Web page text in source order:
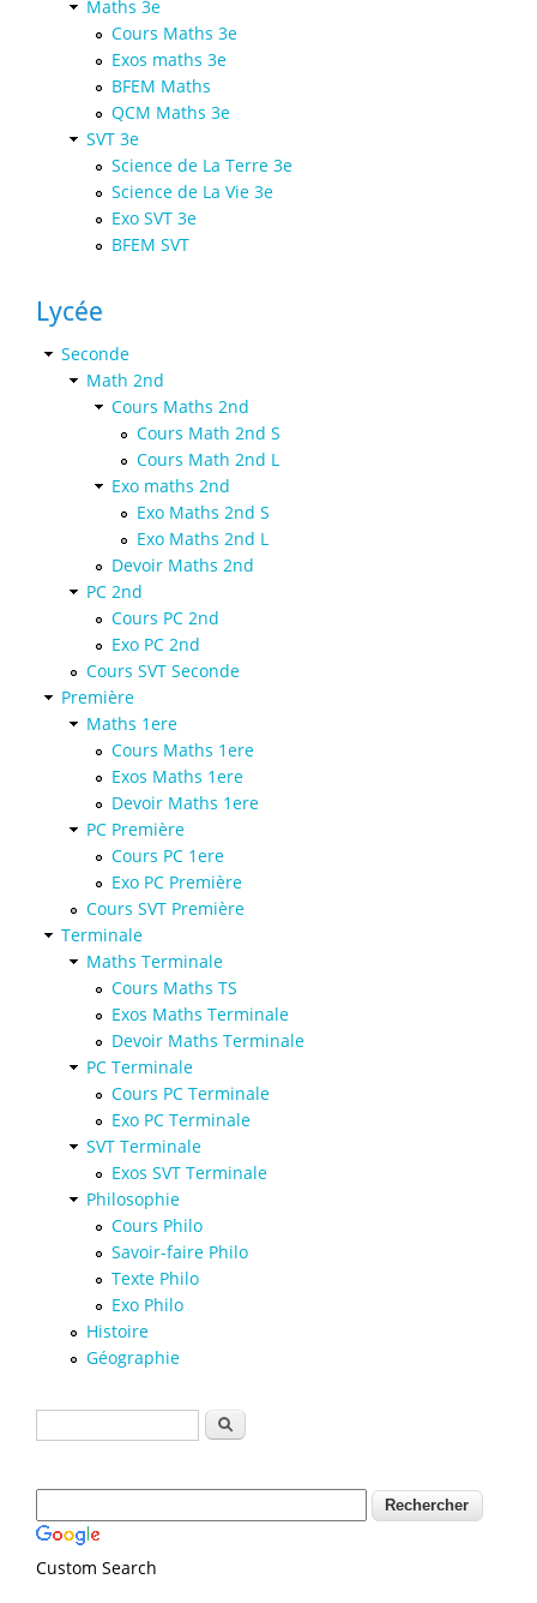
Maths 3e
Cours Maths 3e
Exos maths 3e
BFEM Maths
QCM Maths 3e
SVT 3e
Science de La Terre 3e
Science de La Vie 3e
Exo SVT 3e
BFEM SVT
Lycée
Seconde
Math 2nd
Cours Maths 2nd
Cours Math 2nd S
Cours Math 2nd L
Exo maths 2nd
Exo Maths 2nd S
Exo Maths 2nd L
Devoir Maths 2nd
PC 2nd
Cours PC 2nd
Exo PC 2nd
Cours SVT Seconde
Première
Maths 1ere
Cours Maths 1ere
Exos Maths 1ere
Devoir Maths 1ere
PC Première
Cours PC 1ere
Exo PC Première
Cours SVT Première
Terminale
Maths Terminale
Cours Maths TS
Exos Maths Terminale
Devoir Maths Terminale
PC Terminale
Cours PC Terminale
Exo PC Terminale
SVT Terminale
Exos SVT Terminale
Philosophie
Cours Philo
Savoir-faire Philo
Texte Philo
Exo Philo
Histoire
Géographie
Formulaire de recherche
Rechercher
Custom Search